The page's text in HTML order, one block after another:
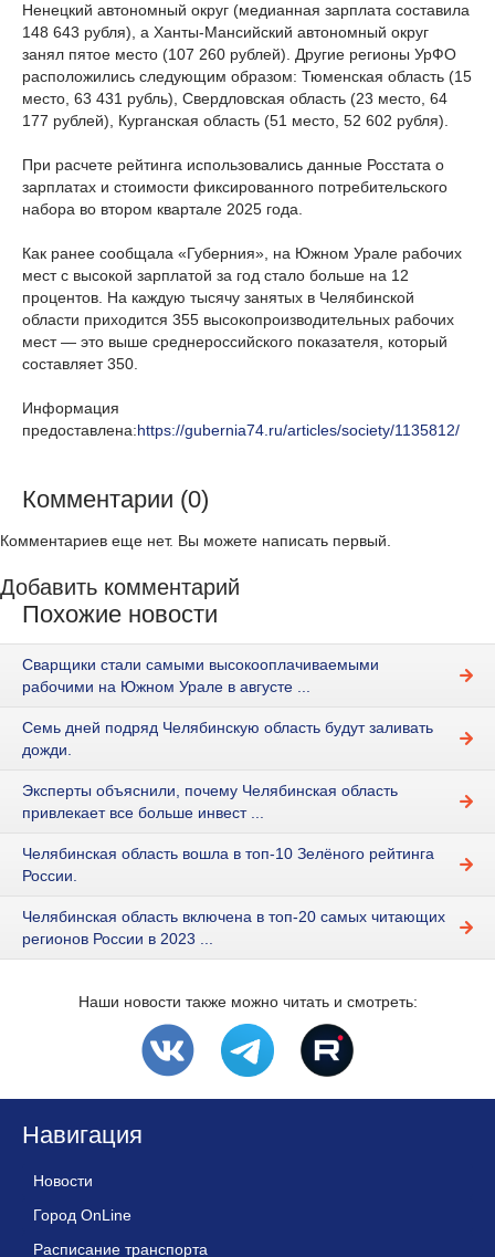
Ненецкий автономный округ (медианная зарплата составила
148 643 рубля), а Ханты-Мансийский автономный округ
занял пятое место (107 260 рублей). Другие регионы УрФО
расположились следующим образом: Тюменская область (15
место, 63 431 рубль), Свердловская область (23 место, 64
177 рублей), Курганская область (51 место, 52 602 рубля).
При расчете рейтинга использовались данные Росстата о
зарплатах и стоимости фиксированного потребительского
набора во втором квартале 2025 года.
Как ранее сообщала «Губерния», на Южном Урале рабочих
мест с высокой зарплатой за год стало больше на 12
процентов. На каждую тысячу занятых в Челябинской
области приходится 355 высокопроизводительных рабочих
мест — это выше среднероссийского показателя, который
составляет 350.
Информация
предоставлена:https://gubernia74.ru/articles/society/1135812/
Комментарии (0)
Комментариев еще нет. Вы можете написать первый.
Добавить комментарий
Похожие новости
Сварщики стали самыми высокооплачиваемыми
рабочими на Южном Урале в августе ...
Семь дней подряд Челябинскую область будут заливать
дожди.
Эксперты объяснили, почему Челябинская область
привлекает все больше инвест ...
Челябинская область вошла в топ-10 Зелёного рейтинга
России.
Челябинская область включена в топ-20 самых читающих
регионов России в 2023 ...
Наши новости также можно читать и смотреть:
Навигация
Новости
Город OnLine
Расписание транспорта